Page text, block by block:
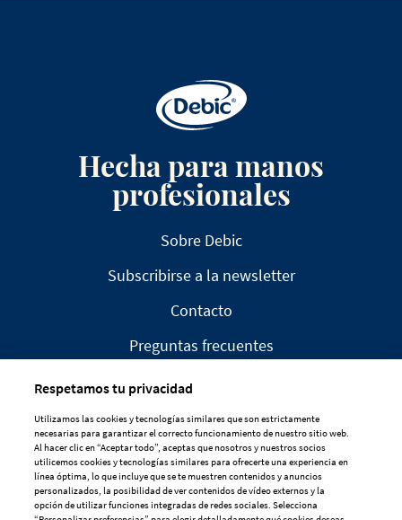
Hecha para manos
profesionales
Sobre Debic
Subscribirse a la newsletter
Contacto
Preguntas frecuentes
AVISO LEGAL
DECLARACIÓN DE PRIVACIDAD
POLÍTICA DE COOKIES
Respetamos tu privacidad
Utilizamos las cookies y tecnologías similares que son estrictamente
necesarias para garantizar el correcto funcionamiento de nuestro sitio web.
Al hacer clic en “Aceptar todo”, aceptas que nosotros y nuestros socios
utilicemos cookies y tecnologías similares para ofrecerte una experiencia en
línea óptima, lo que incluye que se te muestren contenidos y anuncios
personalizados, la posibilidad de ver contenidos de vídeo externos y la
opción de utilizar funciones integradas de redes sociales. Selecciona